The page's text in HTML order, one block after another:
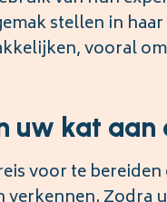
stellen in
vooral
uw kat aan
voor te